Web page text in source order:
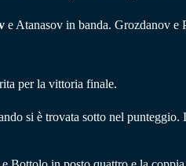
e Atanasov in banda. Grozdanov e
per la vittoria finale.
si è trovata sotto nel